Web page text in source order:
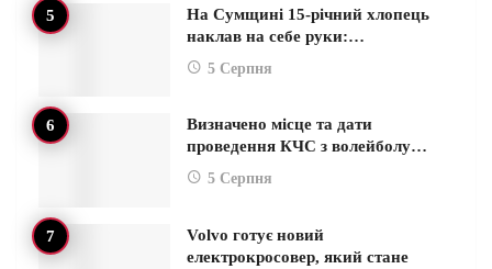
На Сумщині 15-річний хлопець
наклав на себе руки:…
5 Серпня
Визначено місце та дати
проведення КЧС з волейболу…
5 Серпня
Volvo готує новий
електрокросовер, який стане